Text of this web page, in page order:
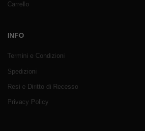
Carrello
INFO
Termini e Condizioni
Spedizioni
Resi e Diritto di Recesso
Privacy Policy